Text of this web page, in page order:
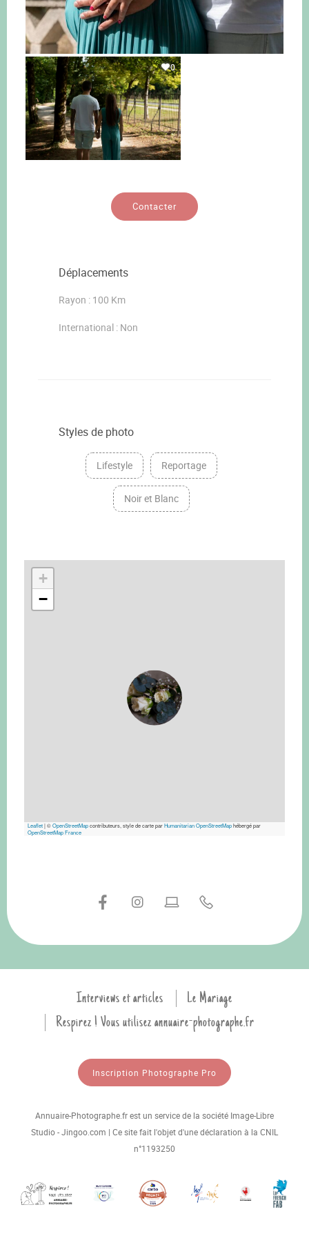
0
Contacter
Déplacements
Rayon : 100 Km
International : Non
Styles de photo
Lifestyle Reportage
Noir et Blanc
+
−
Leaflet|©OpenStreetMapcontributeurs, style de carte parHumanitarian OpenStreetMaphébergé par
OpenStreetMap France
Interviews et articles
Le Mariage
Respirez ! Vous utilisez annuaire-photographe.fr
Inscription Photographe Pro
Annuaire-Photographe.fr est un service de la société Image-Libre
Studio - Jingoo.com | Ce site fait l'objet d'une déclaration à la CNIL
n°1193250